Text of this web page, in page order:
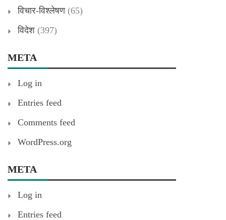
विचार-विश्लेषण(65)
विदेश (397)
META
Log in
Entries feed
Comments feed
WordPress.org
META
Log in
Entries feed